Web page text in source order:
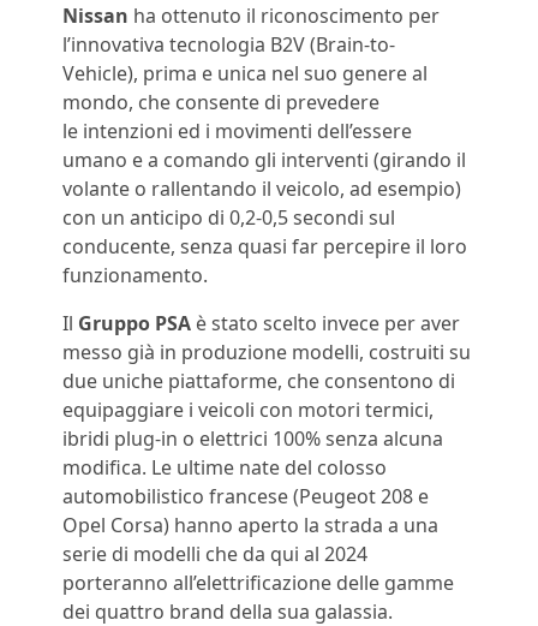
Nissan ha ottenuto il riconoscimento per
l’innovativa tecnologia B2V (Brain-to-
Vehicle), prima e unica nel suo genere al
mondo, che consente di prevedere
le intenzioni ed i movimenti dell’essere
umano e a comando gli interventi (girando il
volante o rallentando il veicolo, ad esempio)
con un anticipo di 0,2-0,5 secondi sul
conducente, senza quasi far percepire il loro
funzionamento.
Il Gruppo PSA è stato scelto invece per aver
messo già in produzione modelli, costruiti su
due uniche piattaforme, che consentono di
equipaggiare i veicoli con motori termici,
ibridi plug-in o elettrici 100% senza alcuna
modifica. Le ultime nate del colosso
automobilistico francese (Peugeot 208 e
Opel Corsa) hanno aperto la strada a una
serie di modelli che da qui al 2024
porteranno all’elettrificazione delle gamme
dei quattro brand della sua galassia.